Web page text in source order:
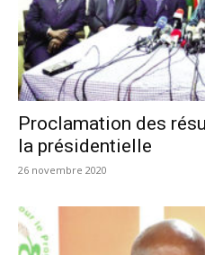
Proclamation des
la présidentielle
26 novembre 2020